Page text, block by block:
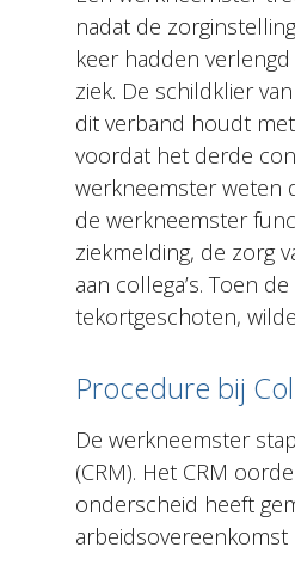
nadat de
keer hadden
ziek. De schildklier
dit verband houdt
voordat het derde
werkneemster weten
de werkneemster
ziekmelding, de zorg
aan collega’s. Toen
tekortgeschoten,
Procedure bij
De werkneemster
(CRM). Het CRM
onderscheid heeft
arbeidsovereenkomst